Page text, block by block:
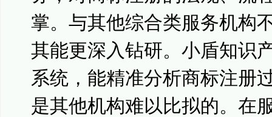
掌。与其他综合类服务机构
其能更深入钻研。小盾知识
系统，能精准分析商标注册
是其他机构难以比拟的。在